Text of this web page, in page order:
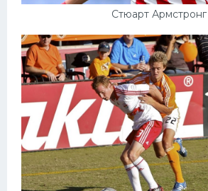
Стюарт Армстронг